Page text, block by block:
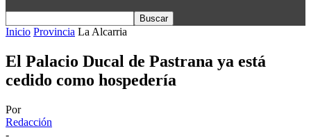
Inicio Provincia La Alcarria
El Palacio Ducal de Pastrana ya está
cedido como hospedería
Por
Redacción
-